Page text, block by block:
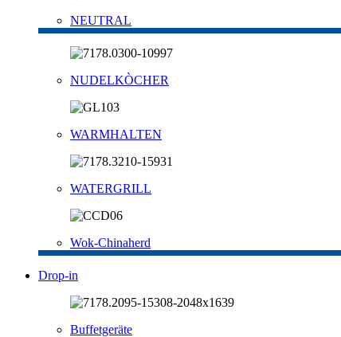
NEUTRAL
NUDELKÒCHER
WARMHALTEN
WATERGRILL
Wok-Chinaherd
Drop-in
Buffetgeräte